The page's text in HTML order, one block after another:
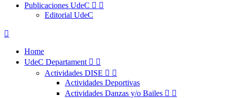
Publicaciones UdeC  
Editorial UdeC

Home
UdeC Departament  
Actividades DISE  
Actividades Deportivas
Actividades Danzas y/o Bailes  